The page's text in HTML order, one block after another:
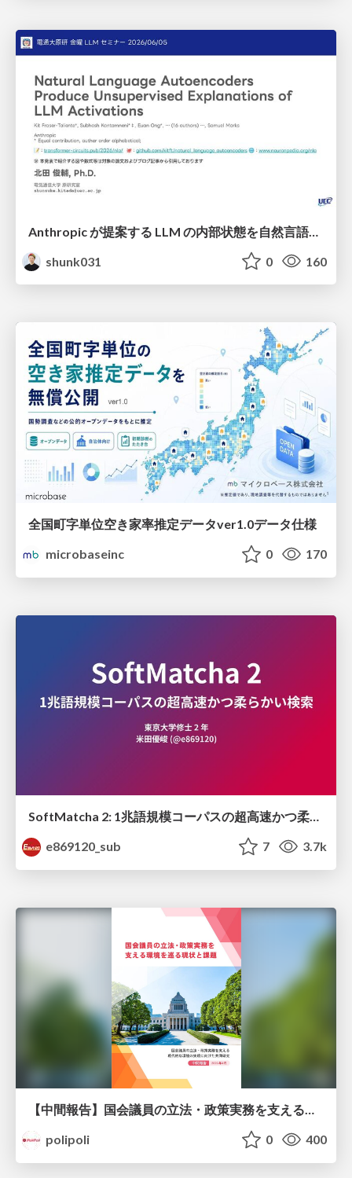
Anthropic が提案する LLM の内部状態を自然言語で説明可能にした Natural Language Autoencoders / Natural Language Autoencoders Produce Unsupervised Explanations of LLM Activations
shunk031
0 160
全国町字単位空き家率推定データver1.0データ仕様
microbaseinc
0 170
SoftMatcha 2: 1兆語規模コーパスの超高速かつ柔らかい検索
e869120_sub
7 3.7k
polipoli
0 400